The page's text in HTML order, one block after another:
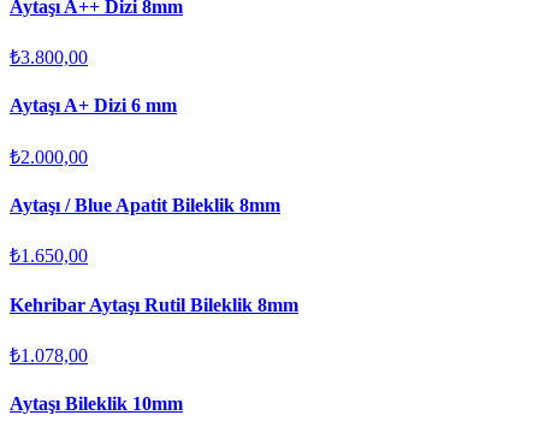
Aytaşı A++ Dizi 8mm
₺3.800,00
Aytaşı A+ Dizi 6 mm
₺2.000,00
Aytaşı / Blue Apatit Bileklik 8mm
₺1.650,00
Kehribar Aytaşı Rutil Bileklik 8mm
₺1.078,00
Aytaşı Bileklik 10mm